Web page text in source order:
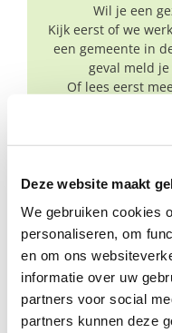
Deze website maakt
We gebruiken cookies
personaliseren, om
en om ons
informatie over uw
partners voor social
partners kunnen deze
Wil je een
Kijk eerst of we
een gemeente in
geval meld
Of lees eerst